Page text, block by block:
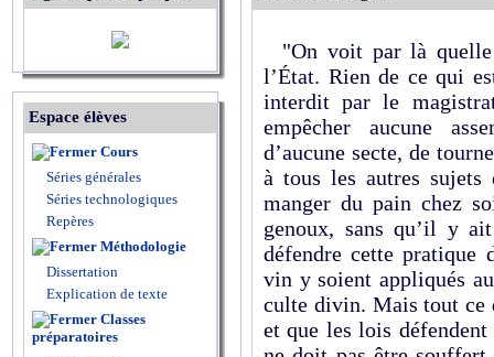
Espace élèves
Cours
Séries générales
Séries technologiques
Repères
Méthodologie
Dissertation
Explication de texte
Classes
préparatoires
"On voit par là
l’État. Rien de ce qui
interdit par le
empêcher aucune
d’aucune secte, de
à tous les autres
manger du pain chez
genoux, sans qu’il y
défendre cette pratique
vin y soient appliqués
culte divin. Mais tout ce
et que les lois